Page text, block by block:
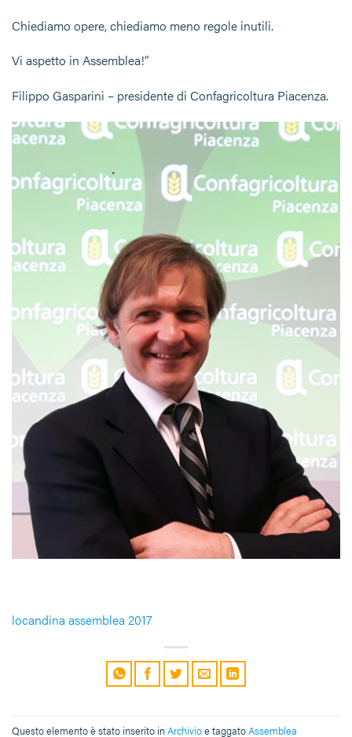
Chiediamo opere, chiediamo meno regole inutili.
Vi aspetto in Assemblea!”
Filippo Gasparini – presidente di Confagricoltura Piacenza.
locandina assemblea 2017
Questo elemento è stato inserito inArchivioe taggatoAssemblea